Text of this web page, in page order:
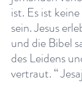
ist. Es ist
sein. Jesus
und die Bibel
des Leidens
vertraut. “